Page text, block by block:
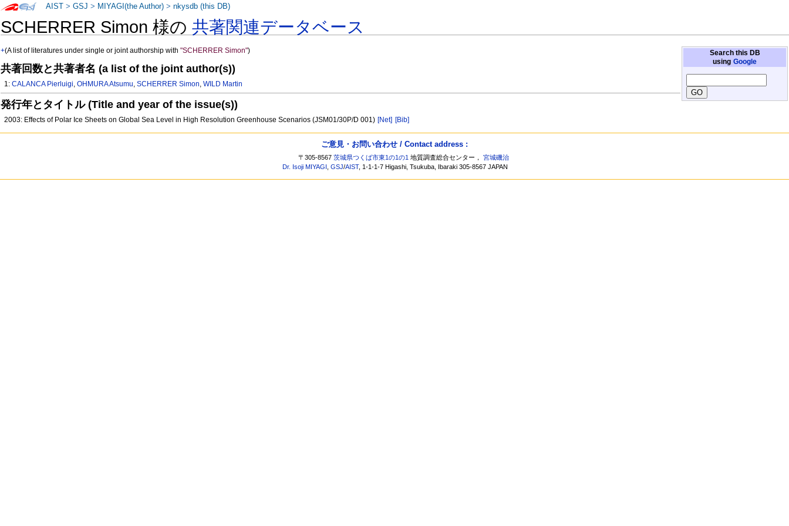
SCHERRER Simon 様の共著関連データベース
Search this DB
using Google
+(A list of literatures under single or joint authorship with"SCHERRER Simon")
共著回数と共著者名 (a list of the joint author(s))
1:CALANCA Pierluigi,OHMURA Atsumu,SCHERRER Simon,WILD Martin
発行年とタイトル (Title and year of the issue(s))
2003: Effects of Polar Ice Sheets on Global Sea Level in High Resolution Greenhouse Scenarios (JSM01/30P/D 001) [Net] [Bib]
AIST >GSJ > MIYAGI(the Author) >nkysdb (this DB)
ご意見・お問い合わせ / Contact address :
〒305-8567茨城県つくば市東1の1の1 地質調査総合センター，宮城磯治
Dr. Isoji MIYAGI ,GSJ/AIST, 1-1-1-7 Higashi, Tsukuba, Ibaraki 305-8567 JAPAN